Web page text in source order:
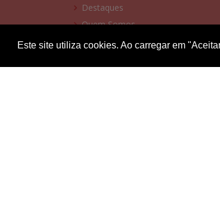
Este site utiliza cookies. Ao carregar em
Destaques
Quem Somos
O que fazemos